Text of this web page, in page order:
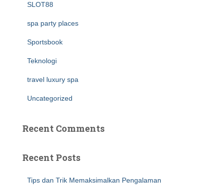
SLOT88
spa party places
Sportsbook
Teknologi
travel luxury spa
Uncategorized
Recent Comments
Recent Posts
Tips dan Trik Memaksimalkan Pengalaman